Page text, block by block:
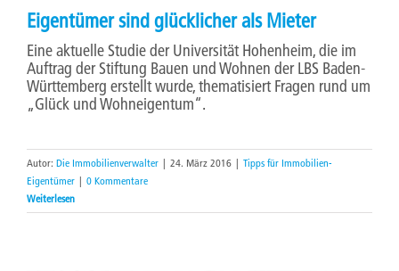
Eigentümer sind glücklicher als Mieter
Eine aktuelle Studie der Universität Hohenheim, die im
Auftrag der Stiftung Bauen und Wohnen der LBS Baden-
Württemberg erstellt wurde, thematisiert Fragen rund um
„Glück und Wohneigentum“.
Autor: Die Immobilienverwalter | 24. März 2016 | Tipps für Immobilien-
Eigentümer | 0 Kommentare
Weiterlesen